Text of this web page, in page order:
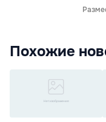
Похожие